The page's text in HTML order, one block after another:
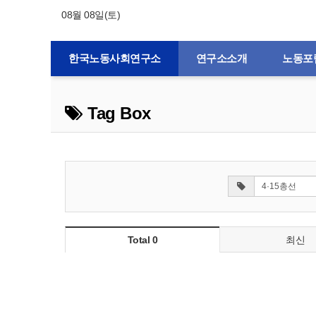
08월 08일(토)
한국노동사회연구소 연구소소개 노동포
Tag Box
Total 0 최신